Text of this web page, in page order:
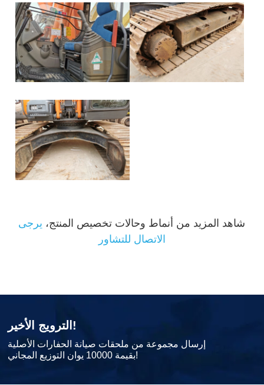
شاهد المزيد من أنماط وحالات تخصيص المنتج، يرجى
الاتصال للتشاور
الترويج الأخير!
إرسال مجموعة من ملحقات صيانة الحفارات الأصلية
بقيمة 10000 يوان التوزيع المجاني!